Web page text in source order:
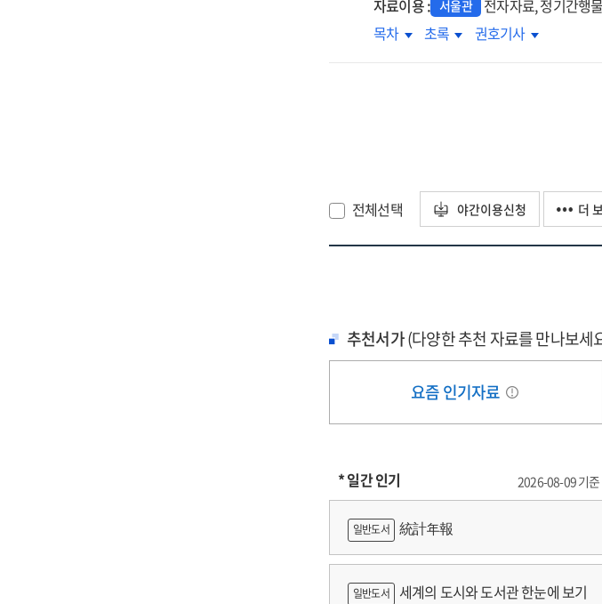
다문화
미술
다문화
미술
자료이용 : 서울관 전자자료, 정기간행
미술교육에서
목차
미술교육에서
초록
미술교육에서
권호기사
전체선택 야간이용신청 더
추천서가(다양한 추천 자료를 만나보세
요즘 인기자료
* 일간 인기 2026-08-09 기준
일반도서 統計年報
일반도서 세계의 도시와 도서관 한눈에 보기